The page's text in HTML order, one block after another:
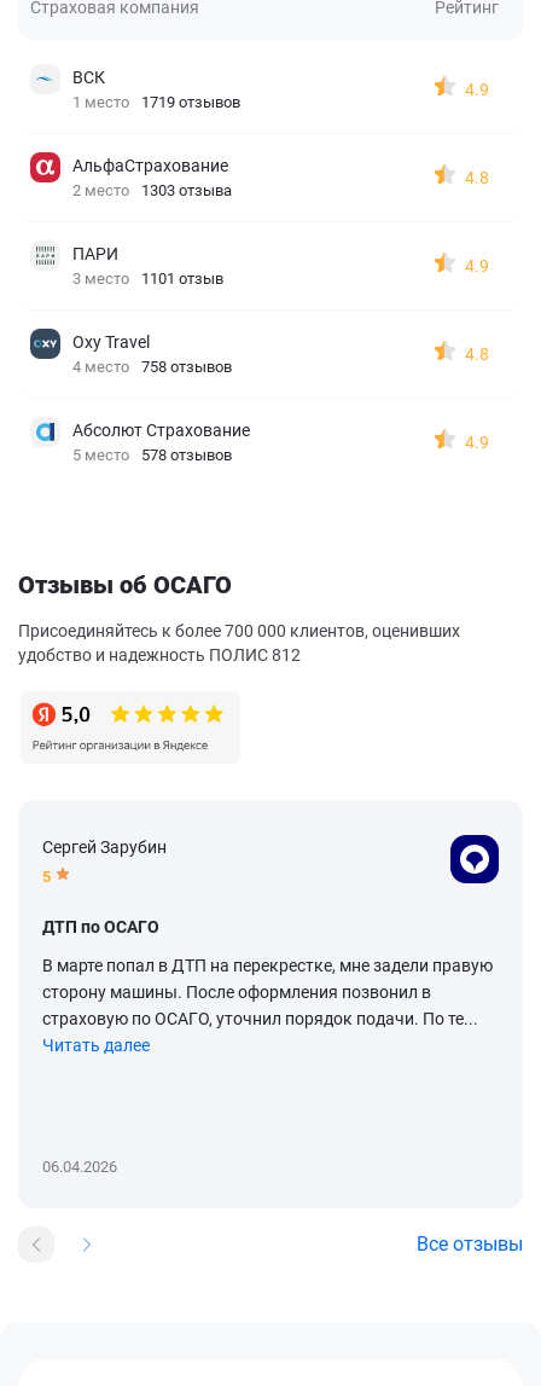
Страховая компания Рейтинг
ВСК
1 место 1719 отзывов
4.9
АльфаСтрахование
2 место 1303 отзыва
4.8
ПАРИ
3 место 1101 отзыв
4.9
Oxy Travel
4 место 758 отзывов
4.8
Абсолют Страхование
5 место 578 отзывов
4.9
Отзывы об ОСАГО
Присоединяйтесь к более 700 000 клиентов, оценивших
удобство и надежность ПОЛИС 812
Сергей Зарубин
5
ДТП по ОСАГО
В марте попал в ДТП на перекрестке, мне задели правую
сторону машины. После оформления позвонил в
страховую по ОСАГО, уточнил порядок подачи. По те...
Читать далее
06.04.2026
Все отзывы